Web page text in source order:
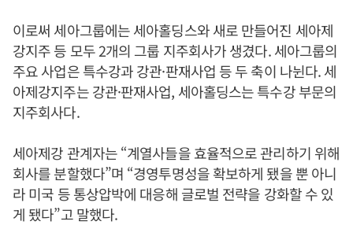
이로써 세아그룹에는 세아홀딩스와 새로 만들어진 세아제
강지주 등 모두 2개의 그룹 지주회사가 생겼다. 세아그룹의
주요 사업은 특수강과 강관·판재사업 등 두 축이 나뉜다. 세
아제강지주는 강관·판재사업, 세아홀딩스는 특수강 부문의
지주회사다.
세아제강 관계자는 “계열사들을 효율적으로 관리하기 위해
회사를 분할했다”며 “경영투명성을 확보하게 됐을 뿐 아니
라 미국 등 통상압박에 대응해 글로벌 전략을 강화할 수 있
게 됐다”고 말했다.